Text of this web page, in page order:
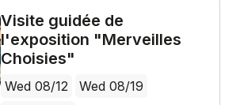
Visite guidée de
l'exposition "Merveilles
Choisies"
Wed 08/12
Wed 08/19